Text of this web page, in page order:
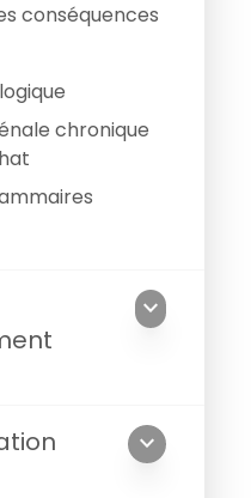
conséquences
chronique
expand_more
expand_more